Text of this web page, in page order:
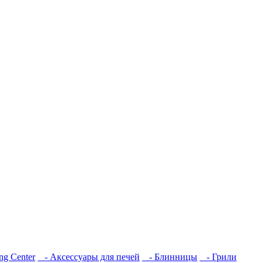
Center - Аксессуары для печей - Блинницы
- Грили